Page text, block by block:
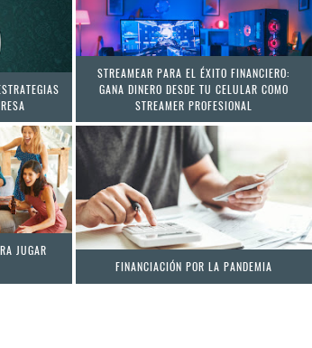
STREAMEAR PARA EL ÉXITO FINANCIERO:
GANA DINERO DESDE TU CELULAR COMO
STREAMER PROFESIONAL
JUGAR
FINANCIACIÓN POR LA PANDEMIA